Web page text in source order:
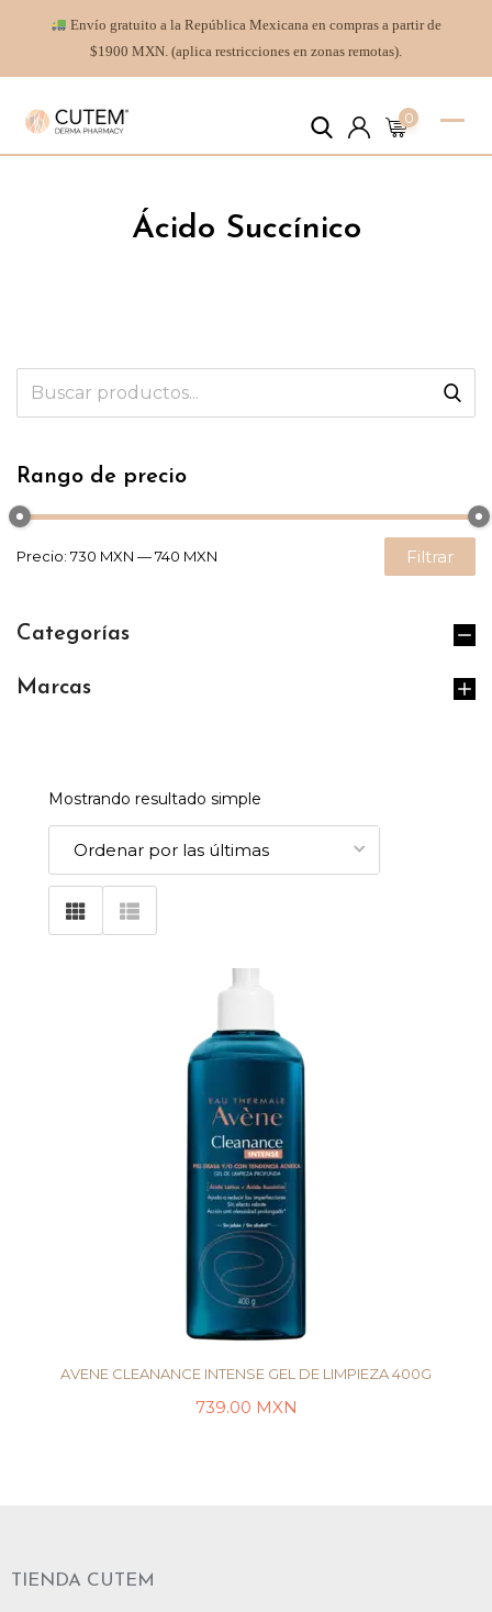
Envío gratuito a la República Mexicana en compras a partir de
$1900 MXN. (aplica restricciones en zonas remotas).
0
Ácido Succínico
Rango de precio
Filtrar
Precio: 730 MXN —740 MXN
Categorías
Marcas
Mostrando resultado simple
AVENE CLEANANCE INTENSE GEL DE LIMPIEZA 400G
739.00 MXN
TIENDA CUTEM